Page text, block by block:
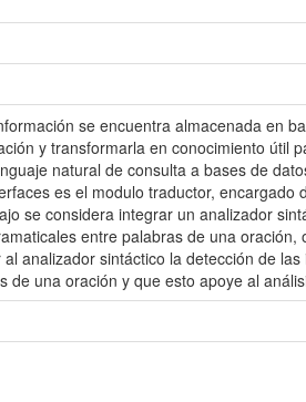
se encuentra almacenada en
y transformarla en conocimiento útil
natural de consulta a bases de
es el modulo traductor,
se considera integrar un analizador
entre palabras de una
analizador sintáctico la detección de
una oración y que esto apoye al